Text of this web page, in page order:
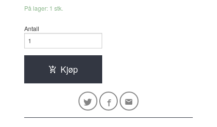
På lager: 1 stk.
Antall
Kjøp